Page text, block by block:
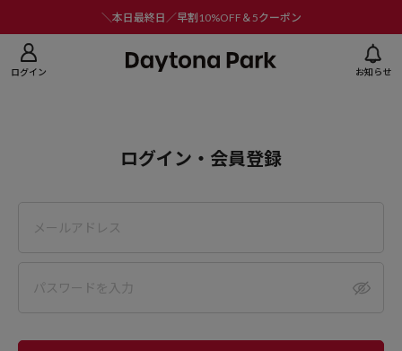
＼本日最終日／早割10%OFF＆5クーポン
ログイン お知らせ
ログイン・会員登録